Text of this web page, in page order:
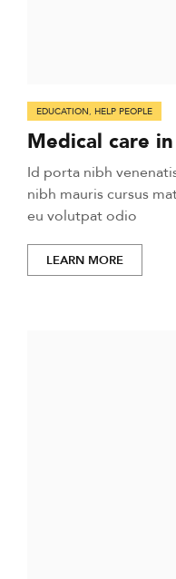
EDUCATION, HELP PEOPLE
Medical care
Id porta nibh
nibh mauris cursus
eu volutpat odio
LEARN MORE